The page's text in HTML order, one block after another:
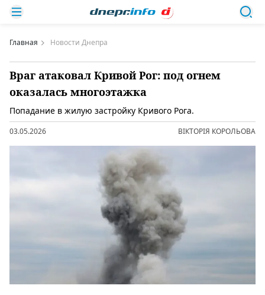
Главная Новости Днепра
Враг атаковал Кривой Рог: под огнем
оказалась многоэтажка
Попадание в жилую застройку Кривого Рога.
03.05.2026 ВІКТОРІЯ КОРОЛЬОВА